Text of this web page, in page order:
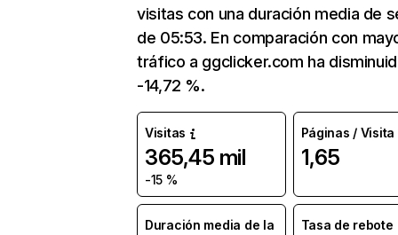
visitas con una duración media de
de 05:53. En comparación con
tráfico a ggclicker.com ha
-14,72 %.
Visitas
365,45 mil
-15 %
Páginas / Visita
1,65
Duración media de la
Tasa de rebote